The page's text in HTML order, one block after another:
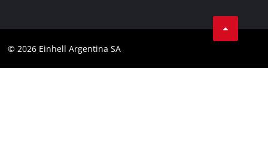
Cumplimiento
Instagram
© 2026 Einhell Argentina SA